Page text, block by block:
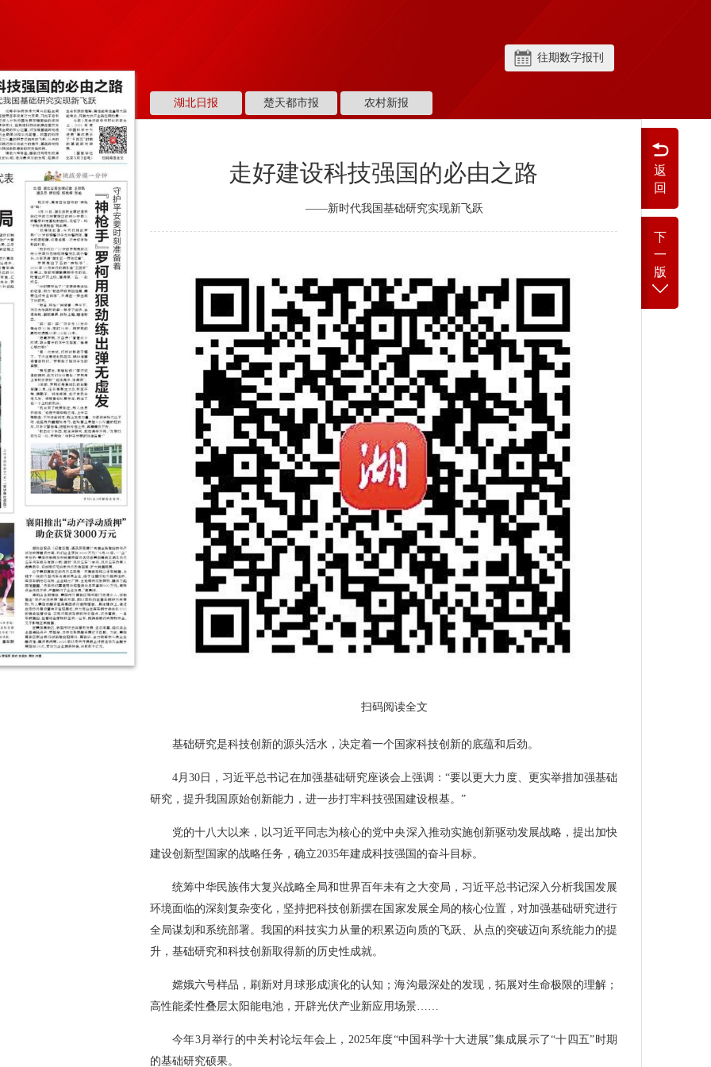
往期数字报刊
返
回
下
一
版
湖北日报 楚天都市报 农村新报
走好建设科技强国的必由之路
——新时代我国基础研究实现新飞跃
扫码阅读全文
基础研究是科技创新的源头活水，决定着一个国家科技创新的底蕴和后劲。
4月30日，习近平总书记在加强基础研究座谈会上强调：“要以更大力度、更实举措加强基础
研究，提升我国原始创新能力，进一步打牢科技强国建设根基。”
党的十八大以来，以习近平同志为核心的党中央深入推动实施创新驱动发展战略，提出加快
建设创新型国家的战略任务，确立2035年建成科技强国的奋斗目标。
统筹中华民族伟大复兴战略全局和世界百年未有之大变局，习近平总书记深入分析我国发展
环境面临的深刻复杂变化，坚持把科技创新摆在国家发展全局的核心位置，对加强基础研究进行
全局谋划和系统部署。我国的科技实力从量的积累迈向质的飞跃、从点的突破迈向系统能力的提
升，基础研究和科技创新取得新的历史性成就。
嫦娥六号样品，刷新对月球形成演化的认知；海沟最深处的发现，拓展对生命极限的理解；
高性能柔性叠层太阳能电池，开辟光伏产业新应用场景……
今年3月举行的中关村论坛年会上，2025年度“中国科学十大进展”集成展示了“十四五”时期
的基础研究硕果。